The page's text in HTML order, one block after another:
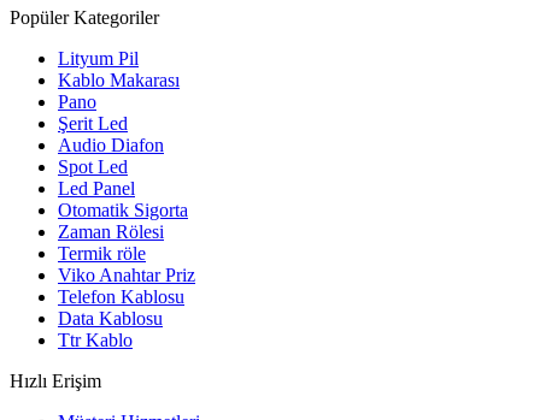
Popüler Kategoriler
Lityum Pil
Kablo Makarası
Pano
Şerit Led
Audio Diafon
Spot Led
Led Panel
Otomatik Sigorta
Zaman Rölesi
Termik röle
Viko Anahtar Priz
Telefon Kablosu
Data Kablosu
Ttr Kablo
Hızlı Erişim